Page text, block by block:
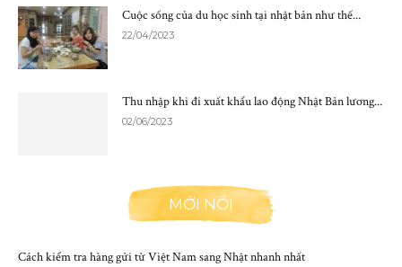
Cuộc sống của du học sinh tại nhật bản như thế...
22/04/2023
Thu nhập khi đi xuất khẩu lao động Nhật Bản lương...
02/06/2023
MỚI NỔI
Cách kiểm tra hàng gửi từ Việt Nam sang Nhật nhanh nhất